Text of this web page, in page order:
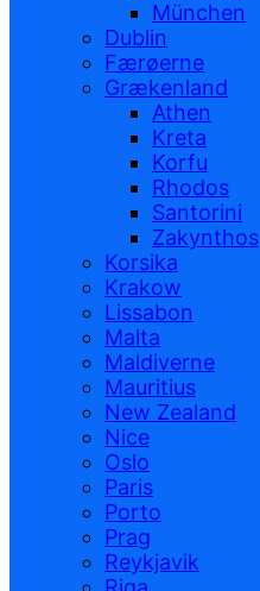
München
Dublin
Færøerne
Grækenland
Athen
Kreta
Korfu
Rhodos
Santorini
Zakynthos
Korsika
Krakow
Lissabon
Malta
Maldiverne
Mauritius
New Zealand
Nice
Oslo
Paris
Porto
Prag
Reykjavik